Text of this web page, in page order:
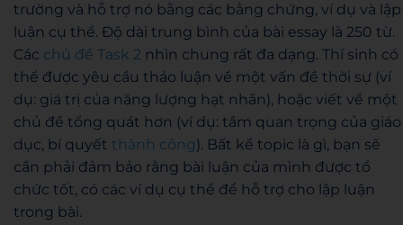
trường và hỗ trợ nó bằng các bằng chứng, ví dụ và lập
luận cụ thể. Độ dài trung bình của bài essay là 250 từ.
Các chủ đề Task 2 nhìn chung rất đa dạng. Thí sinh có
thể được yêu cầu thảo luận về một vấn đề thời sự (ví
dụ: giá trị của năng lượng hạt nhân), hoặc viết về một
chủ đề tổng quát hơn (ví dụ: tầm quan trọng của giáo
dục, bí quyết thành công). Bất kể topic là gì, bạn sẽ
cần phải đảm bảo rằng bài luận của mình được tổ
chức tốt, có các ví dụ cụ thể để hỗ trợ cho lập luận
trong bài.